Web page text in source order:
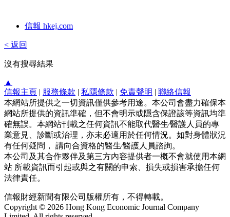
信報 hkej.com
< 返回
沒有搜尋結果
▲
信報主頁 | 服務條款 | 私隱條款 | 免責聲明 | 聯絡信報
本網站所提供之一切資訊僅供參考用途。本公司會盡力確保本
網站所提供的資訊準確，但不會明示或隱含保證該等資訊均準
確無誤。本網站刊載之任何資訊不能取代醫生∕醫護人員的專
業意見、診斷或治理，亦未必適用於任何情況。如對身體狀況
有任何疑問， 請向合資格的醫生∕醫護人員諮詢。
本公司及其合作夥伴及第三方內容提供者一概不會就使用本網
站 所載資訊而引起或與之有關的申索、損失或損害承擔任何
法律責任。
信報財經新聞有限公司版權所有，不得轉載。
Copyright © 2026 Hong Kong Economic Journal Company